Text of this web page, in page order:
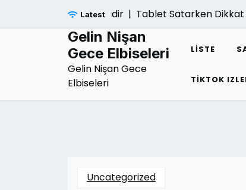
Latest
Neden Tehlikelidir |Tablet Satarken Dikkat
Gelin Nişan
Gece Elbiseleri
Gelin Nişan Gece
Elbiseleri
LISTE
TIKTOK
Uncategorized